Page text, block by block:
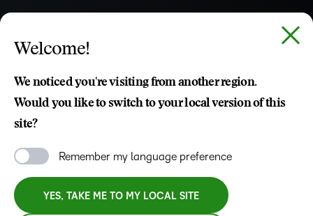
universidades, startups e edtechs, já descobriram os
Tomas Bomfim
Welcome!
We noticed you're visiting from another region.
Would you like to switch to your local version of this
site?
Remember my language preference
YES, TAKE ME TO MY LOCAL SITE